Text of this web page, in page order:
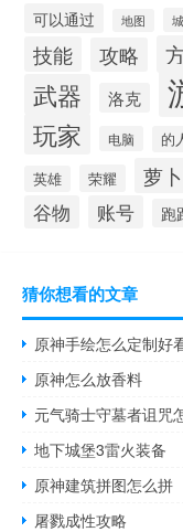
可以通过 地图
技能 攻略
武器 洛克
玩家 电脑 的
英雄 荣耀 萝卜
谷物 账号 跑
猜你想看的文章
原神手绘怎么定制好
原神怎么放香料
元气骑士守墓者诅咒
地下城堡3雷火装备
原神建筑拼图怎么拼
屠戮成性攻略